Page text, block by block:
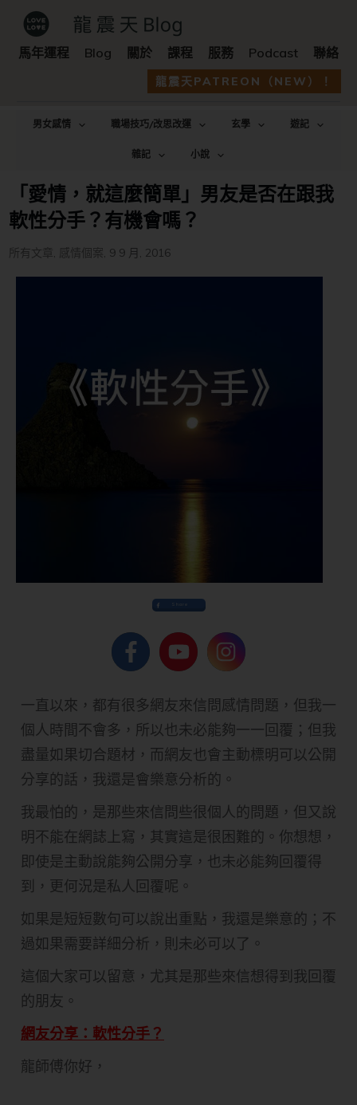
馬年運程 Blog 關於 課程 服務 Podcast 聯絡
龍震天PATREON（NEW）！
男女感情 職場技巧/改思改運 玄學
遊記
雜記
小說
「愛情，就這麼簡單」男友是否在跟我
軟性分手？有機會嗎？
所有文章 , 感情個案, 9 9 月, 2016
Share
一直以來，都有很多網友來信問感情問題，但我一
個人時間不會多，所以也未必能夠一一回覆；但我
盡量如果切合題材，而網友也會主動標明可以公開
分享的話，我還是會樂意分析的。
我最怕的，是那些來信問些很個人的問題，但又說
明不能在網誌上寫，其實這是很困難的。你想想，
即使是主動說能夠公開分享，也未必能夠回覆得
到，更何況是私人回覆呢。
如果是短短數句可以說出重點，我還是樂意的；不
過如果需要詳細分析，則未必可以了。
這個大家可以留意，尤其是那些來信想得到我回覆
的朋友。
網友分享：軟性分手？
龍師傅你好，